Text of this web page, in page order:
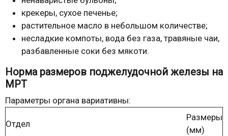
крекеры, сухое печенье;
растительное масло в небольшом количестве;
несладкие компоты, вода без газа, травяные чаи,
разбавленные соки без мякоти.
Норма размеров поджелудочной железы на
МРТ
Параметры органа вариативны:
Отдел
Размеры
(мм)